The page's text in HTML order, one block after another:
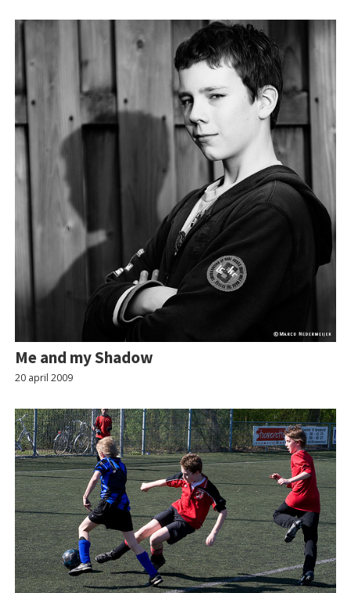
Me and my Shadow
20 april 2009